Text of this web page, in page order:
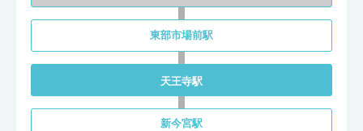
東部市場前駅
天王寺駅
新今宮駅